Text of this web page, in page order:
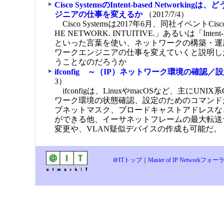
Cisco SystemsのIntent-based Networkingは、
ジニアの仕事を変えるか（2017/7/4）
Cisco Systemsは2017年6月、同社イベント
HE NETWORK. INTUITIVE.」あるいは「Intent-
といった言葉を使い、ネットワークの構築・
ワークエンジニアの仕事を変えていくと説明
うことなのだろうか
ifconfig ～（IP）ネットワーク環境の確認／
3）
ifconfigは、LinuxやmacOSなど、主にUNIX
ワーク環境の状態確認、設定のためのコマン
ブネットマスク、ブロードキャストアドレス
ができる他、イーサネットフレームの最大転
変更や、VLAN疑似デバイスの作成も可能だ。
＠ITトップ｜ Master of IP Networkフォー